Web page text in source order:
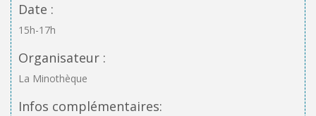
Date :
15h-17h
Organisateur :
La Minothèque
Infos complémentaires: